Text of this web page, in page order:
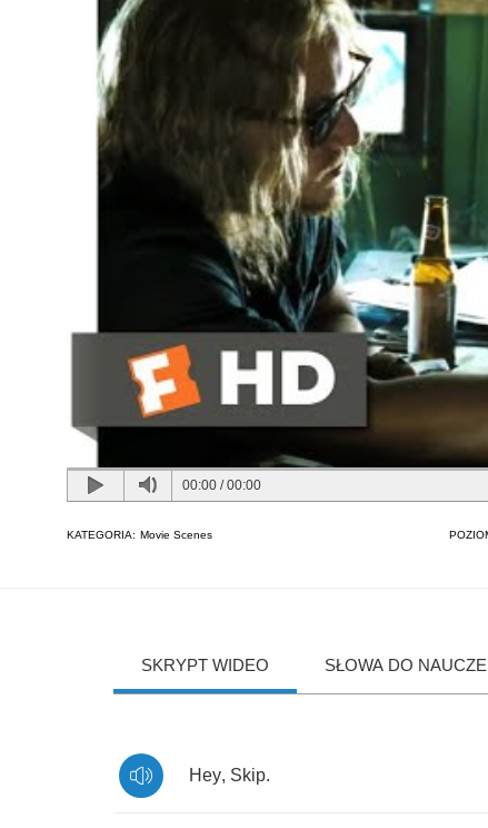
00:00 /00:00
KATEGORIA: Movie Scenes
SKRYPT WIDEO SŁOWA DO
Hey, Skip.